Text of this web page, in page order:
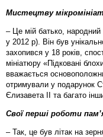
Мистецтву
– Це мій батько,
у 2012 р). Він був
захопився у 18 років,
мініатюру «Підковані
вважається
отримували у подарунок
Єлизавета II та багато
Свої перші роботи
– Так, це був літак на